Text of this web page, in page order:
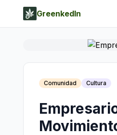
GreenkedIn
Comunidad Cultura